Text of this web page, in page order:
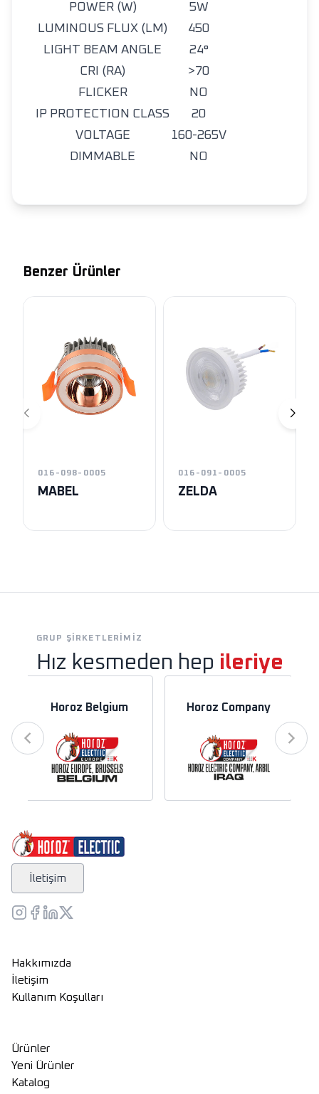
POWER (W)
5W
LUMINOUS FLUX (LM)
450
LIGHT BEAM ANGLE
24°
CRI (RA)
>70
FLICKER
NO
IP PROTECTION CLASS
20
VOLTAGE
160-265V
DIMMABLE
NO
Benzer Ürünler
016-098-0005
MABEL
016-091-0005
ZELDA
GRUP ŞIRKETLERIMIZ
Hız kesmeden hep ileriye
Horoz Belgium Horoz Company
İletişim
Hakkımızda
İletişim
Kullanım Koşulları
Ürünler
Yeni Ürünler
Katalog